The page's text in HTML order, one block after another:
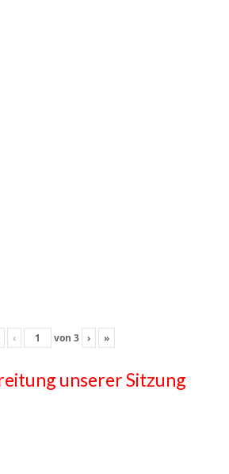
‹ von 3 › »
unserer Sitzung